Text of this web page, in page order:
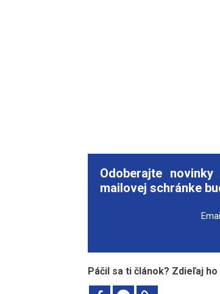
Odoberajte
mailovej schránke
Email
Páčil sa ti článok? Zdieľaj ho